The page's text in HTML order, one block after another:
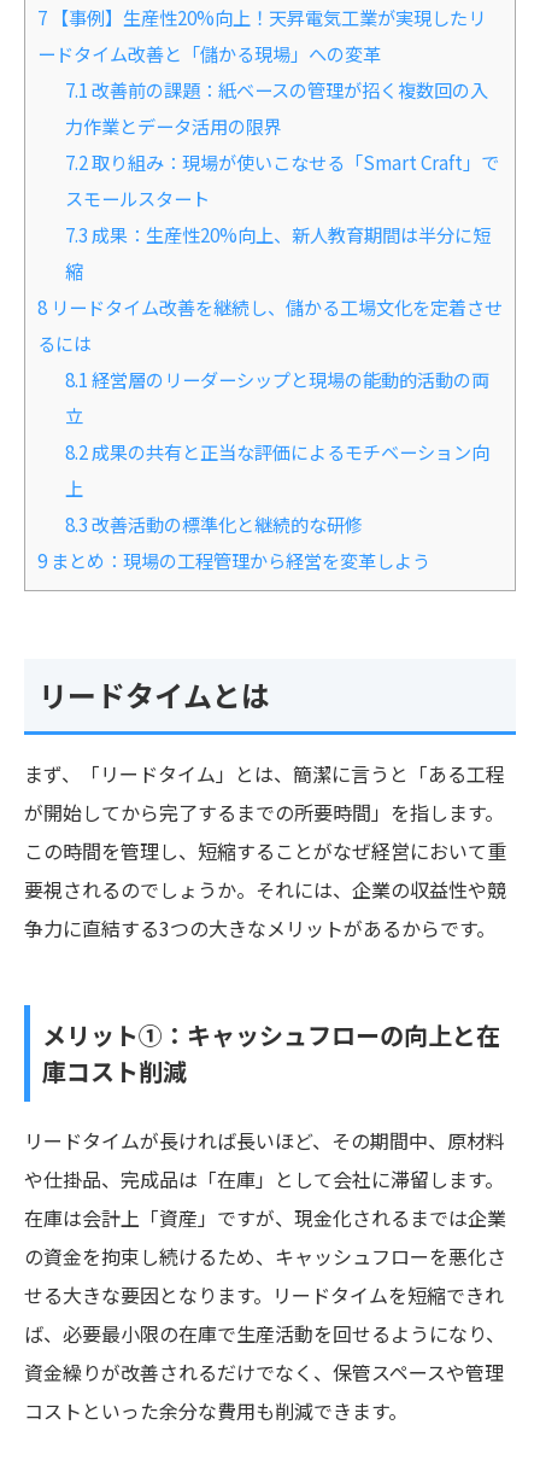
7 【事例】生産性20%向上！天昇電気工業が実現したリ
ードタイム改善と「儲かる現場」への変革
7.1改善前の課題：紙ベースの管理が招く複数回の入
力作業とデータ活用の限界
7.2取り組み：現場が使いこなせる「Smart Craft」で
スモールスタート
7.3 成果：生産性20%向上、新人教育期間は半分に短
縮
8 リードタイム改善を継続し、儲かる工場文化を定着させ
るには
8.1経営層のリーダーシップと現場の能動的活動の両
立
8.2成果の共有と正当な評価によるモチベーション向
上
8.3改善活動の標準化と継続的な研修
9 まとめ：現場の工程管理から経営を変革しよう
リードタイムとは
まず、「リードタイム」とは、簡潔に言うと「ある工程
が開始してから完了するまでの所要時間」を指します。
この時間を管理し、短縮することがなぜ経営において重
要視されるのでしょうか。それには、企業の収益性や競
争力に直結する3つの大きなメリットがあるからです。
メリット①：キャッシュフローの向上と在
庫コスト削減
リードタイムが長ければ長いほど、その期間中、原材料
や仕掛品、完成品は「在庫」として会社に滞留します。
在庫は会計上「資産」ですが、現金化されるまでは企業
の資金を拘束し続けるため、キャッシュフローを悪化さ
せる大きな要因となります。リードタイムを短縮できれ
ば、必要最小限の在庫で生産活動を回せるようになり、
資金繰りが改善されるだけでなく、保管スペースや管理
コストといった余分な費用も削減できます。